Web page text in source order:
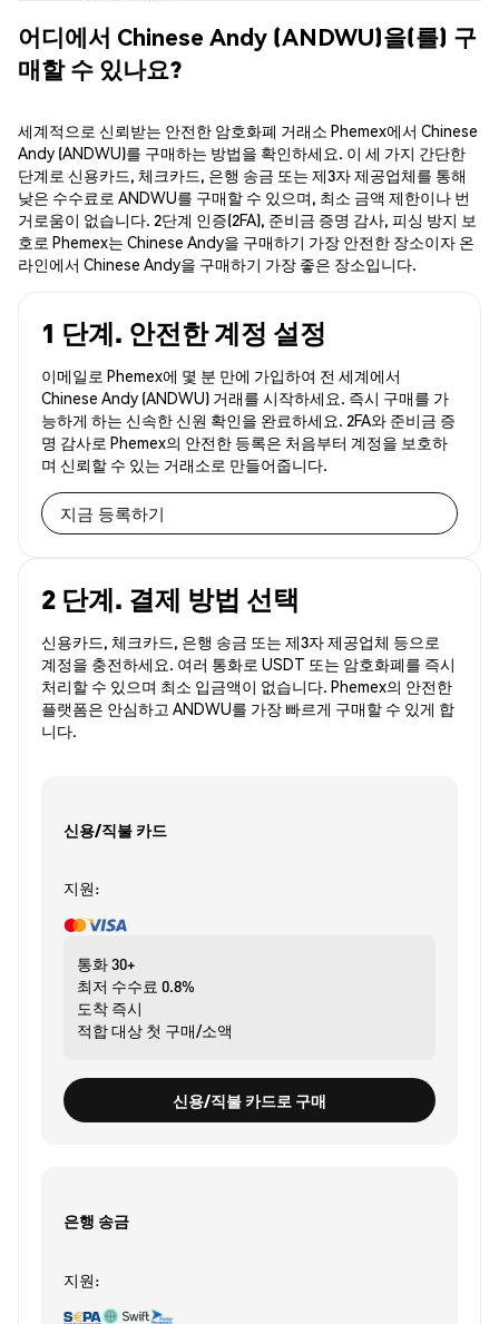
어디에서 Chinese Andy (ANDWU)을(를) 구
매할 수 있나요?
세계적으로 신뢰받는 안전한 암호화폐 거래소 Phemex에서 Chinese
Andy (ANDWU)를 구매하는 방법을 확인하세요. 이 세 가지 간단한
단계로 신용카드, 체크카드, 은행 송금 또는 제3자 제공업체를 통해
낮은 수수료로 ANDWU를 구매할 수 있으며, 최소 금액 제한이나 번
거로움이 없습니다. 2단계 인증(2FA), 준비금 증명 감사, 피싱 방지 보
호로 Phemex는 Chinese Andy을 구매하기 가장 안전한 장소이자 온
라인에서 Chinese Andy을 구매하기 가장 좋은 장소입니다.
1 단계. 안전한 계정 설정
이메일로 Phemex에 몇 분 만에 가입하여 전 세계에서
Chinese Andy (ANDWU) 거래를 시작하세요. 즉시 구매를 가
능하게 하는 신속한 신원 확인을 완료하세요. 2FA와 준비금 증
명 감사로 Phemex의 안전한 등록은 처음부터 계정을 보호하
며 신뢰할 수 있는 거래소로 만들어줍니다.
지금 등록하기
2 단계. 결제 방법 선택
신용카드, 체크카드, 은행 송금 또는 제3자 제공업체 등으로
계정을 충전하세요. 여러 통화로 USDT 또는 암호화폐를 즉시
처리할 수 있으며 최소 입금액이 없습니다. Phemex의 안전한
플랫폼은 안심하고 ANDWU를 가장 빠르게 구매할 수 있게 합
니다.
신용/직불 카드
지원:
통화30+
최저 수수료 0.8%
도착 즉시
적합 대상 첫 구매/소액
신용/직불 카드로 구매
은행 송금
지원: